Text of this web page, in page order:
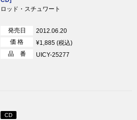
ロッド・スチュワート
発売日
2012.06.20
価 格
¥1,885 (税込)
品 番
UICY-25277
CD